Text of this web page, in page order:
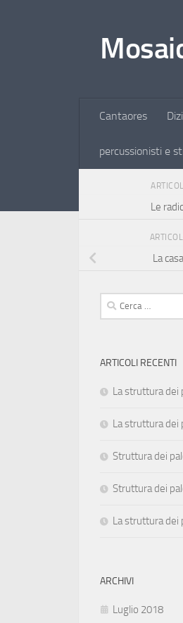
Cantaores
percussionisti e
Le
La
Ricerca
per:
ARTICOLI RECENTI
La struttura dei
La struttura dei
Struttura dei
Struttura dei
La struttura dei
ARCHIVI
Luglio 2018